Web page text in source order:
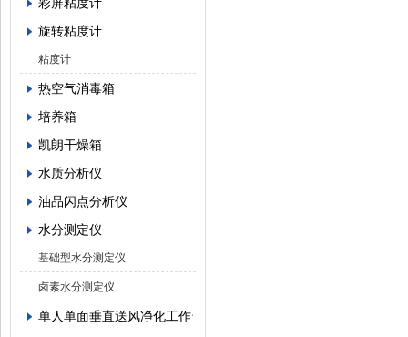
旋转粘度计
粘度计
热空气消毒箱
培养箱
凯朗干燥箱
水质分析仪
油品闪点分析仪
水分测定仪
基础型水分测定仪
卤素水分测定仪
单人单面垂直送风净化工作台